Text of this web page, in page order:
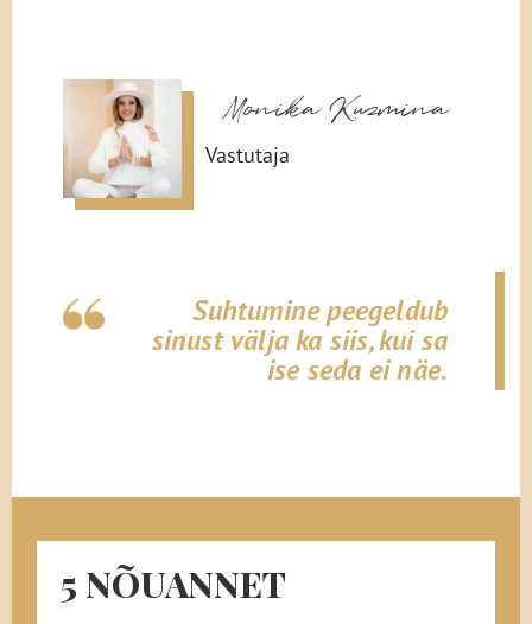
Monika Kuzmina
Vastutaja
Suhtumine peegeldub
sinust välja ka siis, kui sa
ise seda ei näe.
5 NÕUANNET